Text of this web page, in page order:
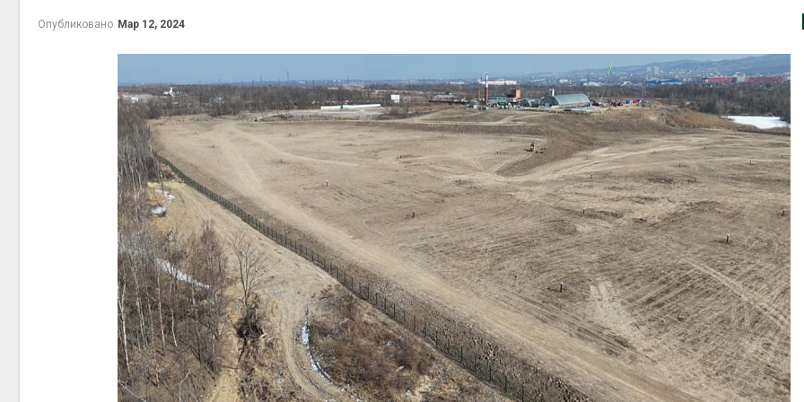
Опубликовано Мар 12, 2024
из воздуха с помощью
ветра
Авг 6, 2026
Приложение «Экопульс»
для контроля мусорных
площадок запустят в
сентябре
Авг 6, 2026
Европа теряет всё
больше лесной
биомассы из-за засух,
вредителей и рубок
Авг 6, 2026
В горах Карачаево-
Черкесии выявили новые
места произрастания
Авг 7, 2026
В Индии проект дата-
центра Google
столкнулся с протестами
из-за воды и близости
заповедника
Авг 7, 2026
Геосинтетика на
полигоне: как меняется
инфраструктура
обращения с отходами
Авг 7, 2026
Американские экологи
предупредили о
масштабном загрязнении
из-за противопожарной
Солнечные
каналами
экономить воду
Авг 7, 2026
Дождевая
может
переживать
Авг 7, 2026
Минприроды
потребовало
объектов и
контейнерных площадок
Авг 7, 2026
Панамский